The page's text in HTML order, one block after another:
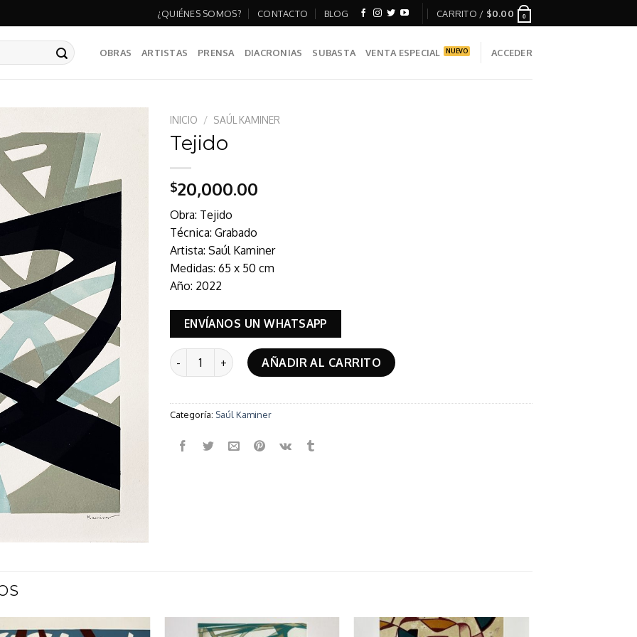
¿QUIÉNES SOMOS? CONTACTO BLOG CARRITO / $0.00 0
OBRAS ARTISTAS PRENSA DIACRONIAS SUBASTA VENTA ESPECIAL ACCEDER
INICIO / SAÚL KAMINER
Tejido
$20,000.00
Obra: Tejido
Técnica: Grabado
Artista: Saúl Kaminer
Medidas: 65 x 50 cm
Año: 2022
ENVÍANOS UN WHATSAPP
Tejido cantidad AÑADIR AL CARRITO
Categoría: Saúl Kaminer